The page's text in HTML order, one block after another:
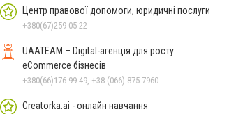
Центр правової допомоги, юридичні послуги
+380(67)259-05-22
UAATEAM – Digital-агенція для росту
eCommerce бізнесів
+380(66)176-99-49, +38 (066) 875 7960
Creatorka.ai - онлайн навчання